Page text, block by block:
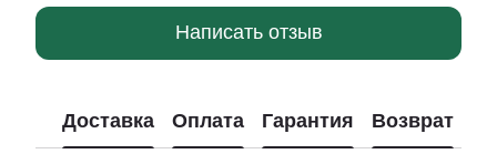
Написать отзыв
Доставка Оплата Гарантия Возврат